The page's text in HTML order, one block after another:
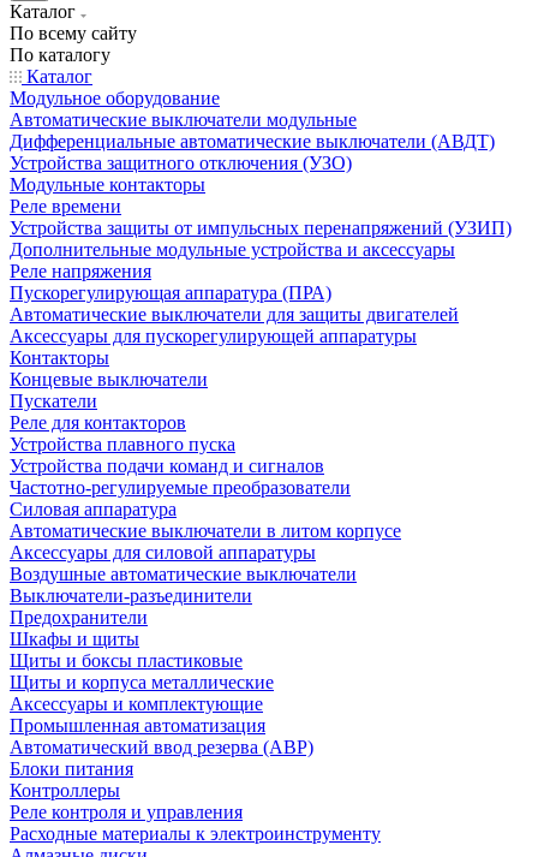
Каталог
По всему сайту
По каталогу
Каталог
Модульное оборудование
Автоматические выключатели модульные
Дифференциальные автоматические выключатели (АВДТ)
Устройства защитного отключения (УЗО)
Модульные контакторы
Реле времени
Устройства защиты от импульсных перенапряжений (УЗИП)
Дополнительные модульные устройства и аксессуары
Реле напряжения
Пускорегулирующая аппаратура (ПРА)
Автоматические выключатели для защиты двигателей
Аксессуары для пускорегулирующей аппаратуры
Контакторы
Концевые выключатели
Пускатели
Реле для контакторов
Устройства плавного пуска
Устройства подачи команд и сигналов
Частотно-регулируемые преобразователи
Силовая аппаратура
Автоматические выключатели в литом корпусе
Аксессуары для силовой аппаратуры
Воздушные автоматические выключатели
Выключатели-разъединители
Предохранители
Шкафы и щиты
Щиты и боксы пластиковые
Щиты и корпуса металлические
Аксессуары и комплектующие
Промышленная автоматизация
Автоматический ввод резерва (АВР)
Блоки питания
Контроллеры
Реле контроля и управления
Расходные материалы к электроинструменту